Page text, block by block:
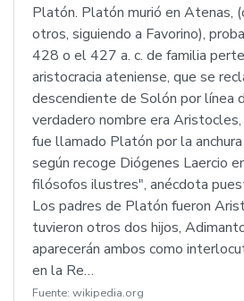
Platón. Platón murió en Atenas,
otros, siguiendo a Favorino),
428 o el 427 a. c. de familia
aristocracia ateniense, que se
descendiente de Solón por línea
verdadero nombre era
fue llamado Platón por la
según recoge Diógenes Laercio
filósofos ilustres", anécdota
Los padres de Platón fueron
tuvieron otros dos hijos,
aparecerán ambos como
en la Re…
Fuente: wikipedia.org